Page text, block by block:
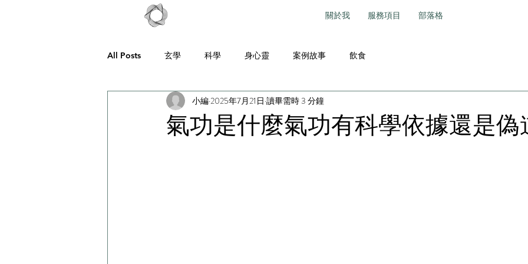
關於我 服務項目 部落格
All Posts 玄學 科學 身心靈 案例故事 飲食
氣功是什麼氣功有科學依據還是偽
小編2025年7月21日 讀畢需時 3 分鐘